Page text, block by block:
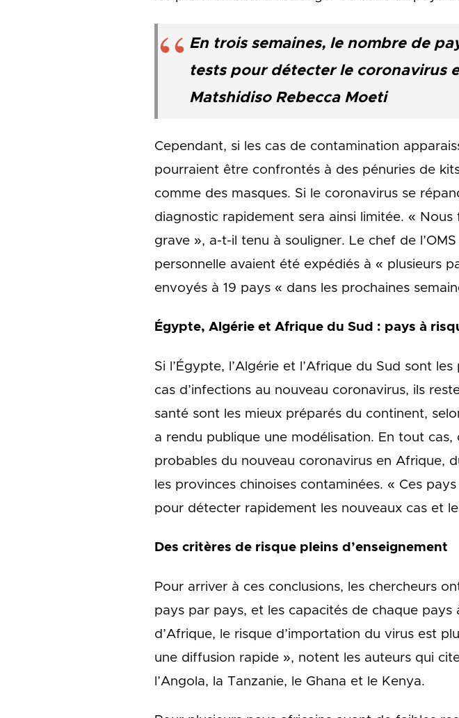
En trois semaines, le nombre de
tests pour détecter le coronavirus
Matshidiso Rebecca Moeti
Cependant, si les cas de contamination
pourraient être confrontés à des pénuries de
comme des masques. Si le coronavirus se
diagnostic rapidement sera ainsi limitée. «
grave », a-t-il tenu à souligner. Le chef de
personnelle avaient été expédiés à « plusieurs
envoyés à 19 pays « dans les prochaines
Égypte, Algérie et Afrique du Sud : pays à
Si l’Égypte, l’Algérie et l’Afrique du Sud sont
cas d’infections au nouveau coronavirus, ils
santé sont les mieux préparés du continent,
a rendu publique une modélisation. En tout
probables du nouveau coronavirus en Afrique,
les provinces chinoises contaminées. « Ces
pour détecter rapidement les nouveaux cas et
Des critères de risque pleins d’enseignement
Pour arriver à ces conclusions, les chercheurs
pays par pays, et les capacités de chaque
d’Afrique, le risque d’importation du virus est
une diffusion rapide », notent les auteurs qui
l’Angola, la Tanzanie, le Ghana et le Kenya.